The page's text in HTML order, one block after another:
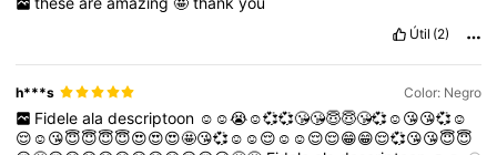
Útil (2)
h***s Color: Negro
Fidele ala descriptoon ☺☺😭☺💞💞😘😘😇😇😘💞☺😘😘💞☺
😌☺😘😇😇😇😇😍😍😍🤩😘💞☺☺😌☺☺😌😌😁😁😌💞😘😘😇😇